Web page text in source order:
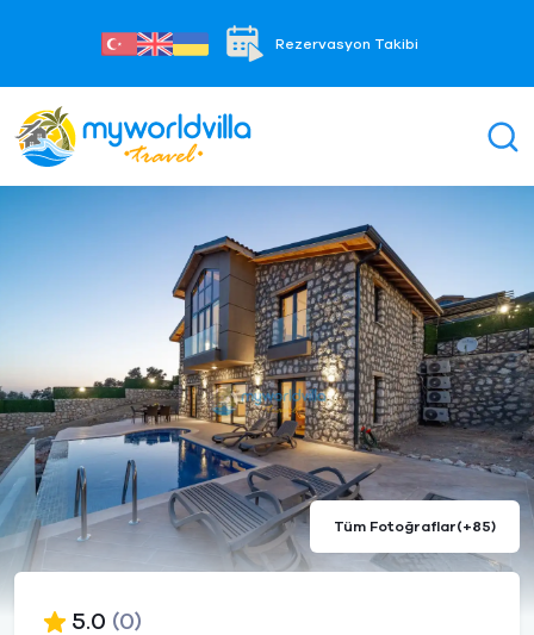
Rezervasyon Takibi
Tüm Fotoğraflar(+85)
5.0 (0)